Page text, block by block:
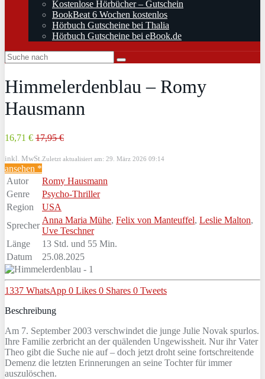
Kostenlose Hörbücher – Gutschein
BookBeat 6 Wochen kostenlos
Hörbuch Gutscheine bei Thalia
Hörbuch Gutscheine bei eBook.de
Himmelerdenblau – Romy
Hausmann
16,71 € 17,95 €
inkl. MwSt. Zuletzt aktualisiert am: 29. März 2026 09:14
ansehen *
Autor
Romy Hausmann
Genre
Psycho-Thriller
Region
USA
Sprecher
Anna Maria Mühe, Felix von Manteuffel, Leslie Malton,
Uve Teschner
Länge
13 Std. und 55 Min.
Datum
25.08.2025
1337 WhatsApp 0 Likes 0 Shares 0 Tweets
Beschreibung
Am 7. September 2003 verschwindet die junge Julie Novak spurlos.
Ihre Familie zerbricht an der quälenden Ungewissheit. Nur ihr Vater
Theo gibt die Suche nie auf – doch jetzt droht seine fortschreitende
Demenz die letzten Erinnerungen an seine Tochter für immer
auszulöschen.